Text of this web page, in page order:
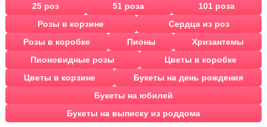
25 роз 51 роза
101 роза
Розы в корзине
Сердца из роз
Розы в коробке
Пионы
Хризантемы
Пионовидные розы
Цветы в коробке
Цветы в корзине
Букеты на день рождения
Букеты на юбилей
Букеты на выписку из роддома